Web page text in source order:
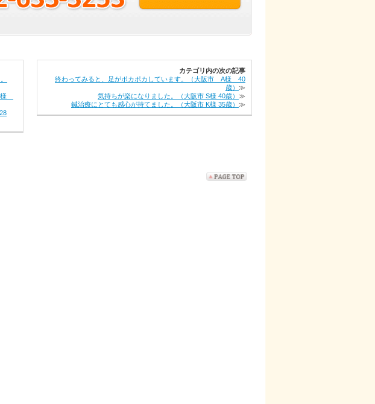
様
カテゴリ内の次の記事
終わってみると、足がポカポカしています。（大阪市 A様 40
歳） ≫
気持ちが楽になりました。（大阪市 S様 40歳） ≫
鍼治療にとても感心が持てました。（大阪市 K様 35歳） ≫